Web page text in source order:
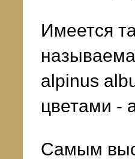
Имеется
alpinus
цветами -
Самым